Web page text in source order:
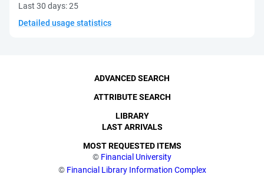
Last 30 days:25
Detailed usage statistics
© Financial University
© Financial Library Information Complex
ADVANCED SEARCH
ATTRIBUTE SEARCH
LIBRARY
LAST ARRIVALS
MOST REQUESTED ITEMS